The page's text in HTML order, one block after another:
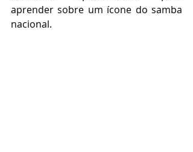
aprender sobre um ícone do samba
nacional.